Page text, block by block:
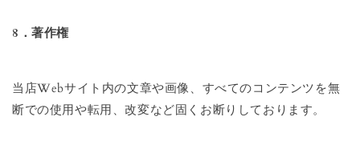
8．著作権
当店Webサイト内の文章や画像、すべてのコンテンツを無
断での使用や転用、改変など固くお断りしております。